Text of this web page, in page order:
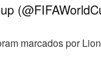
marcados por